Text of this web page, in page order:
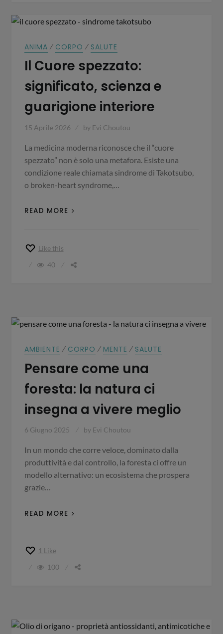
ANIMA ⁄ CORPO ⁄ SALUTE
Il Cuore spezzato:
significato, scienza e
guarigione interiore
15 Aprile 2026 by Evi Choutou
La medicina moderna riconosce che il “cuore
spezzato” non è solo una metafora. Esiste una
condizione reale chiamata sindrome di Takotsubo,
o broken-heart syndrome,…
READ MORE
Like this
40
AMBIENTE ⁄ CORPO ⁄ MENTE ⁄ SALUTE
Pensare come una
foresta: la natura ci
insegna a vivere meglio
6 Giugno 2025 by Evi Choutou
In un mondo che corre veloce, dominato dalla
produttività e dal controllo, la foresta ci offre un
modello alternativo: un ecosistema che prospera
grazie…
READ MORE
1 Like
100